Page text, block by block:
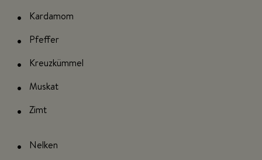
Kardamom
Pfeffer
Kreuzkümmel
Muskat
Zimt
Nelken